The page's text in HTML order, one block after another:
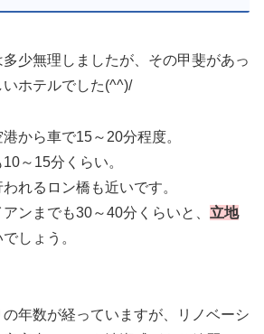
少無理しましたが、その甲斐があっ
ホテルでした(^^)/
から車で15～20分程度。
～15分くらい。
れるロン橋も近いです。
ンまでも30～40分くらいと、 立地
しょう。
年数が経っていますが、リノベーシ